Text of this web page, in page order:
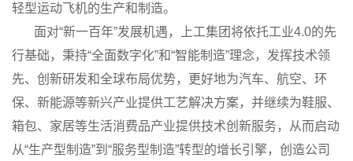
轻型运动飞机的生产和制造。
面对“新一百年”发展机遇，上工集团将依托工业4.0的先
行基础，秉持“全面数字化”和“智能制造”理念，发挥技术领
先、创新研发和全球布局优势，更好地为汽车、航空、环
保、新能源等新兴产业提供工艺解决方案，并继续为鞋服、
箱包、家居等生活消费品产业提供技术创新服务，从而启动
从“生产型制造”到“服务型制造”转型的增长引擎，创造公司